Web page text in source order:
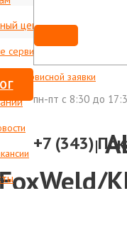
центр
сервисные центры
сервисной заявки
пн-пт c 8:30 до
+7 (343)